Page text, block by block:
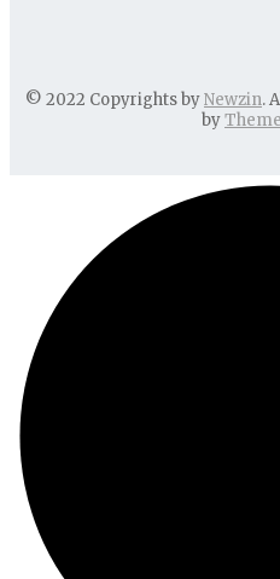
© 2022 Copyrights byNewzin.
by